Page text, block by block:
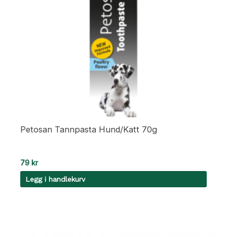
Petosan Tannpasta Hund/Katt 70g
79 kr
Legg i handlekurv